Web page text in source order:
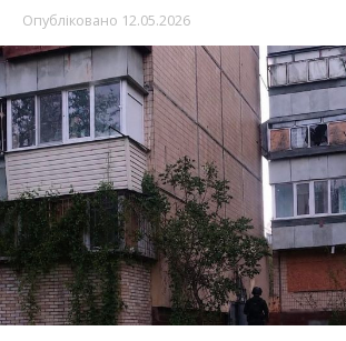
Опубліковано 12.05.2026